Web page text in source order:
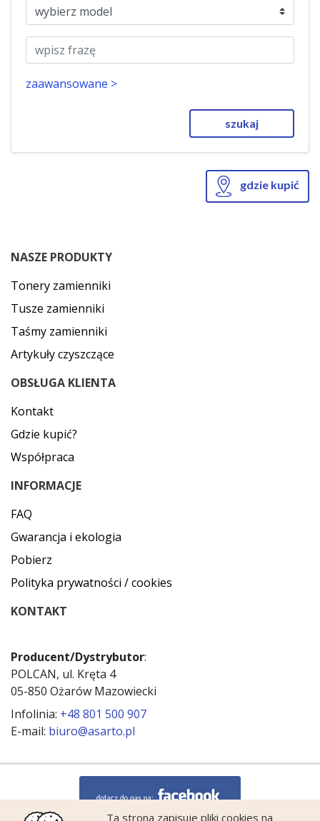
zaawansowane >
szukaj
gdzie kupić
NASZE PRODUKTY
Tonery zamienniki
Tusze zamienniki
Taśmy zamienniki
Artykuły czyszczące
OBSŁUGA KLIENTA
Kontakt
Gdzie kupić?
Współpraca
INFORMACJE
FAQ
Gwarancja i ekologia
Pobierz
Polityka prywatności / cookies
KONTAKT
Producent/Dystrybutor:
POLCAN, ul. Kręta 4
05-850 Ożarów Mazowiecki
Infolinia: +48 801 500 907
E-mail: biuro@asarto.pl
Ta strona zapisuje pliki cookies na